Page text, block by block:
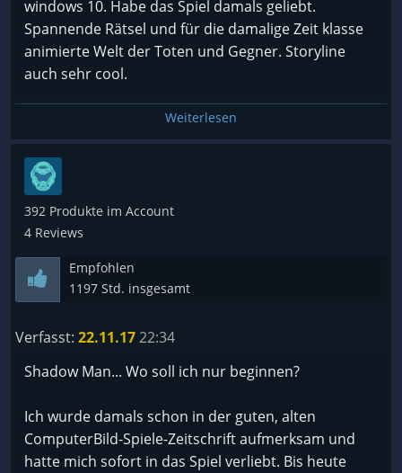
windows 10. Habe das Spiel damals geliebt.
Spannende Rätsel und für die damalige Zeit klasse
animierte Welt der Toten und Gegner. Storyline
auch sehr cool.
Weiterlesen
392 Produkte im Account
4 Reviews
Empfohlen
1197 Std. insgesamt
Verfasst: 22.11.1722:34
Shadow Man... Wo soll ich nur beginnen?
Ich wurde damals schon in der guten, alten
ComputerBild-Spiele-Zeitschrift aufmerksam und
hatte mich sofort in das Spiel verliebt. Bis heute